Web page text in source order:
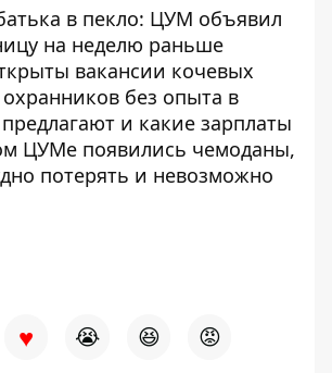
в пекло: ЦУМ объявил
на неделю раньше
вакансии кочевых
без опыта в
и какие зарплаты
ЦУМе появились чемоданы,
потерять и невозможно
♥ 😭 😆 😡